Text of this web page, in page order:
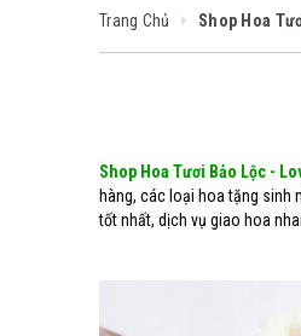
Trang Chủ Shop Hoa
Shop Hoa Tươi Bảo Lộc -
hàng, các loại hoa tặng sinh
tốt nhất, dịch vụ giao hoa